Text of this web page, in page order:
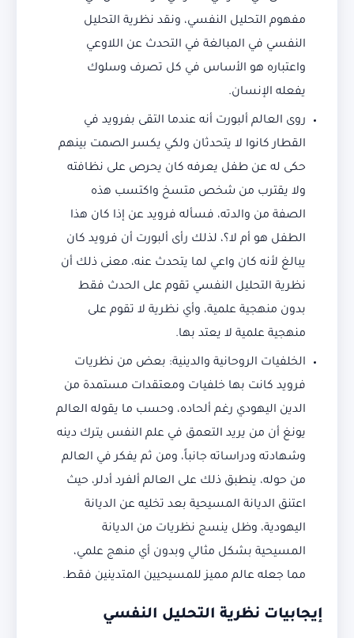
مفهوم التحليل النفسي، ونقد نظرية التحليل
النفسي في المبالغة في التحدث عن اللاوعي
واعتباره هو الأساس في كل تصرف وسلوك
يفعله الإنسان.
روى العالم ألبورت أنه عندما التقى بفرويد في
القطار كانوا لا يتحدثان ولكي يكسر الصمت بينهم
حكى له عن طفل يعرفه كان يحرص على نظافته
ولا يقترب من شخص متسخ واكتسب هذه
الصفة من والدته، فسأله فرويد عن إذا كان هذا
الطفل هو أم لا؟، لذلك رأى ألبورت أن فرويد كان
يبالغ لأنه كان واعي لما يتحدث عنه، معنى ذلك أن
نظرية التحليل النفسي تقوم على الحدث فقط
بدون منهجية علمية، وأي نظرية لا تقوم على
منهجية علمية لا يعتد بها.
الخلفيات الروحانية والدينية: بعض من نظريات
فرويد كانت بها خلفيات ومعتقدات مستمدة من
الدين اليهودي رغم ألحاده، وحسب ما يقوله العالم
يونغ أن من يريد التعمق في علم النفس يترك دينه
وشهادته ودراساته جانباً، ومن ثم يفكر في العالم
من حوله، ينطبق ذلك على العالم ألفرد أدلر، حيث
اعتنق الديانة المسيحية بعد تخليه عن الديانة
اليهودية، وظل ينسج نظريات من الديانة
المسيحية بشكل مثالي وبدون أي منهج علمي،
مما جعله عالم مميز للمسيحيين المتدينين فقط.
إيجابيات نظرية التحليل النفسي